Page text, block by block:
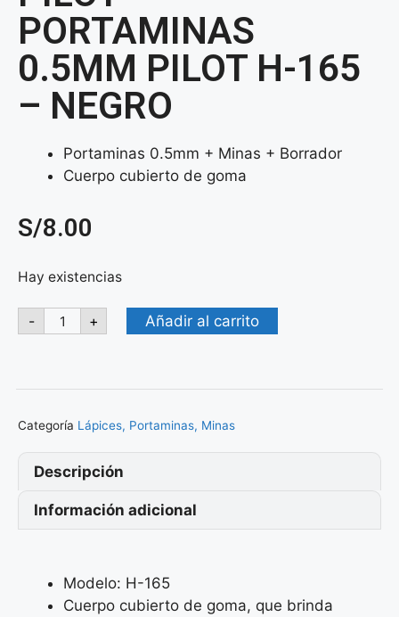
PORTAMINAS
0.5MM PILOT H-165
– NEGRO
Portaminas 0.5mm + Minas + Borrador
Cuerpo cubierto de goma
S/8.00
Hay existencias
- + Añadir al carrito
Categoría Lápices, Portaminas, Minas
Descripción
Información adicional
Modelo: H-165
Cuerpo cubierto de goma, que brinda